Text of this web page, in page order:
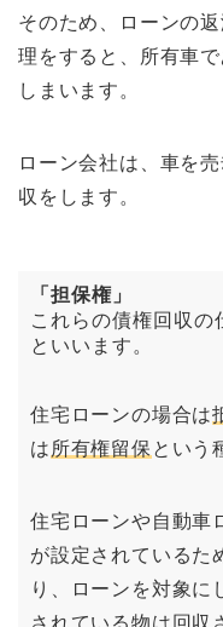
そのため、ローンの
理をすると、所有車
しまいます。
ローン会社は、車を
収をします。
「担保権」
これらの債権回収の
といいます。
住宅ローンの場合は
は 所有権留保 という
住宅ローンや自動車
が設定されているた
り、ローンを対象に